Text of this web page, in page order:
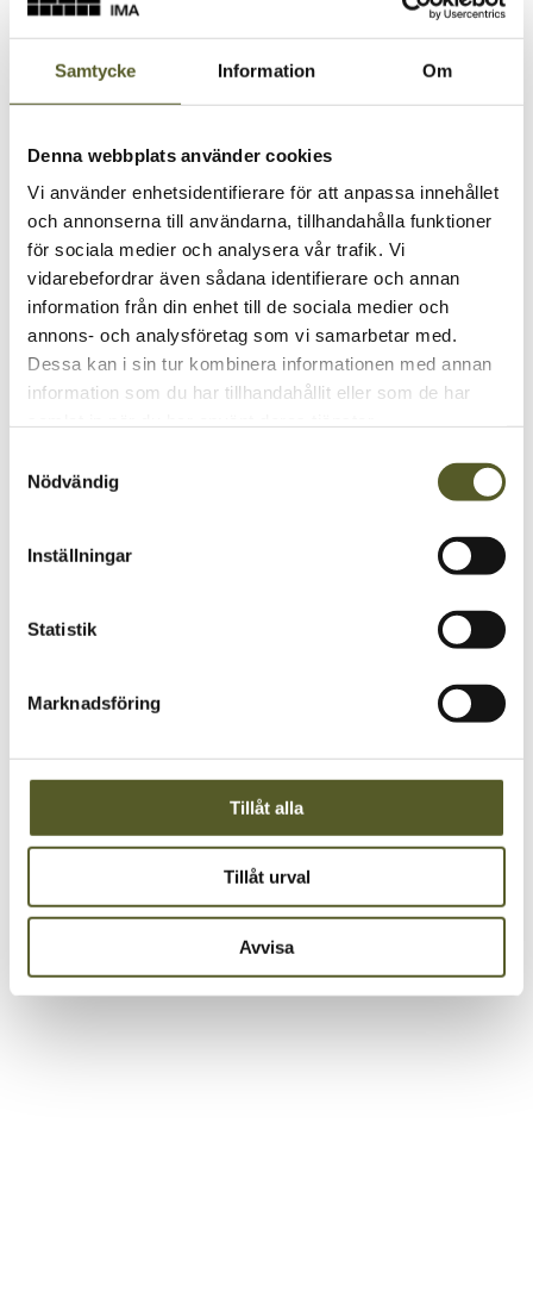
Samtycke Information Om
Denna webbplats använder cookies
Vi använder enhetsidentifierare för att anpassa innehållet
och annonserna till användarna, tillhandahålla funktioner
för sociala medier och analysera vår trafik. Vi
vidarebefordrar även sådana identifierare och annan
information från din enhet till de sociala medier och
annons- och analysföretag som vi samarbetar med.
Dessa kan i sin tur kombinera informationen med annan
information som du har tillhandahållit eller som de har
Nödvändig
Inställningar
Statistik
Marknadsföring
Tillåt alla
Tillåt urval
Avvisa